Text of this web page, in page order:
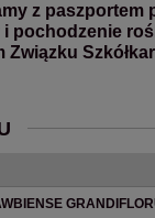
z paszportem
pochodzenie
Związku